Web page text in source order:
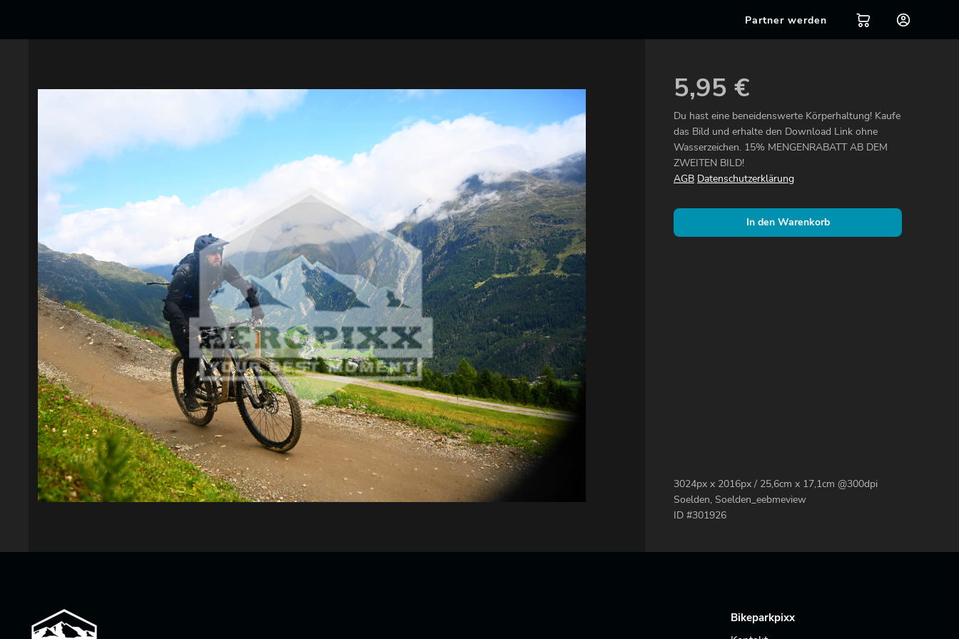
Partner werden
5,95 €
Du hast eine beneidenswerte Körperhaltung! Kaufe
das Bild und erhalte den Download Link ohne
Wasserzeichen. 15% MENGENRABATT AB DEM
ZWEITEN BILD!
AGB Datenschutzerklärung
In den Warenkorb
3024px x 2016px / 25,6cm x 17,1cm @300dpi
Soelden, Soelden_eebmeview
ID #301926
Bikeparkpixx